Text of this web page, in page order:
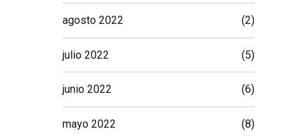
agosto 2022 (2)
julio 2022 (5)
junio 2022 (6)
mayo 2022 (8)